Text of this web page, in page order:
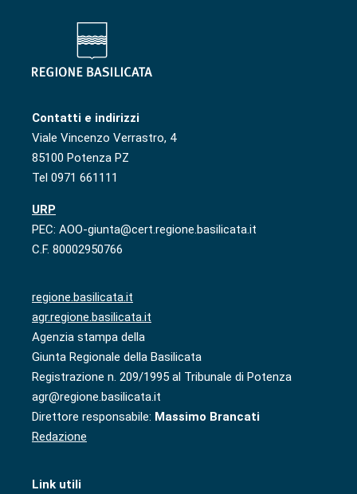
Contatti e indirizzi
Viale Vincenzo Verrastro, 4
85100 Potenza PZ
Tel 0971 661111
URP
PEC: AOO-giunta@cert.regione.basilicata.it
C.F. 80002950766
regione.basilicata.it
agr.regione.basilicata.it
Agenzia stampa della
Giunta Regionale della Basilicata
Registrazione n. 209/1995 al Tribunale di Potenza
agr@regione.basilicata.it
Direttore responsabile: Massimo Brancati
Redazione
Link utili